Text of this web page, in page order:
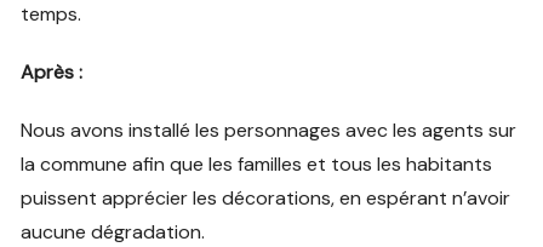
temps.
Après :
Nous avons installé les personnages avec les agents sur
la commune afin que les familles et tous les habitants
puissent apprécier les décorations, en espérant n’avoir
aucune dégradation.